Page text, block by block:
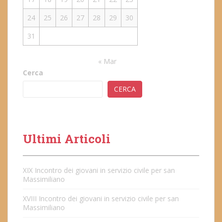
24
25 26 27 28 29
30
31
« Mar
Cerca
CERCA
Ultimi Articoli
XIX Incontro dei giovani in servizio civile per san
Massimiliano
XVIII Incontro dei giovani in servizio civile per san
Massimiliano